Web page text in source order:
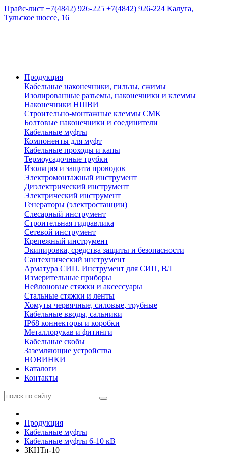
Прайс-лист +7(4842) 926-225 +7(4842) 926-224 Калуга,
Тульское шоссе, 16
Продукция
Кабельные наконечники, гильзы, сжимы
Изолированные разъемы, наконечники и клеммы
Наконечники НШВИ
Строительно-монтажные клеммы СМК
Болтовые наконечники и соединители
Кабельные муфты
Компоненты для муфт
Кабельные проходы и капы
Термоусадочные трубки
Изоляция и защита проводов
Электромонтажный инструмент
Диэлектрический инструмент
Электрический инструмент
Генераторы (электростанции)
Слесарный инструмент
Строительная гидравлика
Сетевой инструмент
Крепежный инструмент
Экипировка, средства защиты и безопасности
Сантехнический инструмент
Арматура СИП. Инструмент для СИП, ВЛ
Измерительные приборы
Нейлоновые стяжки и аксессуары
Стальные стяжки и ленты
Хомуты червячные, силовые, трубные
Кабельные вводы, сальники
IP68 коннекторы и коробки
Металлорукав и фитинги
Кабельные скобы
Заземляющие устройства
НОВИНКИ
Каталоги
Контакты
Продукция
Кабельные муфты
Кабельные муфты 6-10 кВ
3КНТп-10